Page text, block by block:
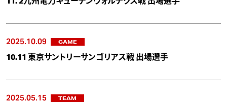
2025.10.09 GAME
10.11 東京サントリーサンゴリアス戦 出場選手
2025.05.15 TEAM